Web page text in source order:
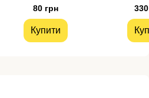
овочі 13
80 грн
Купити